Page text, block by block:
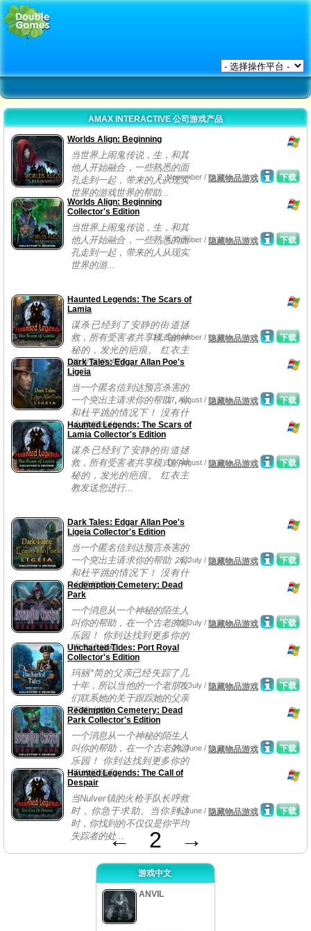
AMAX INTERACTIVE 公司游戏产品
Worlds Align: Beginning
当世界上闹鬼传说，生，和其
他人开始融合，一些熟悉的面
孔走到一起，带来的人从现实
世界的游戏世界的帮助...
下载
2, November / 隐藏物品游戏
Worlds Align: Beginning
Collector's Edition
当世界上闹鬼传说，生，和其
他人开始融合，一些熟悉的面
孔走到一起，带来的人从现实
世界的游...
下载
4, October / 隐藏物品游戏
Haunted Legends: The Scars of
Lamia
谋杀已经到了安静的街道拯
救，所有受害者共享模式的神
秘的，发光的疤痕。 红衣主
教发送您进行...
下载
14, September / 隐藏物品游戏
Dark Tales: Edgar Allan Poe's
Ligeia
当一个匿名信到达预言杀害的
一个突出主请求你的帮助，你
和杜平跳的情况下！ 没有什
么是相当什...
下载
17, August / 隐藏物品游戏
Haunted Legends: The Scars of
Lamia Collector's Edition
谋杀已经到了安静的街道拯
救，所有受害者共享模式的神
秘的，发光的疤痕。 红衣主
教发送您进行...
下载
16, August / 隐藏物品游戏
Dark Tales: Edgar Allan Poe's
Ligeia Collector's Edition
当一个匿名信到达预言杀害的
一个突出主请求你的帮助，你
和杜平跳的情况下！ 没有什
么是相当什...
下载
26, July / 隐藏物品游戏
Redemption Cemetery: Dead
Park
一个消息从一个神秘的陌生人
叫你的帮助，在一个古老的游
乐园！ 你到达找到更多你的
平均设施和...
下载
20, July / 隐藏物品游戏
Uncharted Tides: Port Royal
Collector's Edition
玛丽*简的父亲已经失踪了几
十年，所以当他的一个老朋友
们联系她的关于跟踪她的父亲
下来,她抓...
下载
7, July / 隐藏物品游戏
Redemption Cemetery: Dead
Park Collector's Edition
一个消息从一个神秘的陌生人
叫你的帮助，在一个古老的游
乐园！ 你到达找到更多你的
平均设施和...
下载
28, June / 隐藏物品游戏
Haunted Legends: The Call of
Despair
当Nulver镇的火枪手队长呼救
时，你急于求助。当你到达
时，你找到的不仅仅是你平均
失踪者的处...
下载
8, June / 隐藏物品游戏
← 2 →
游戏中文
ANVIL